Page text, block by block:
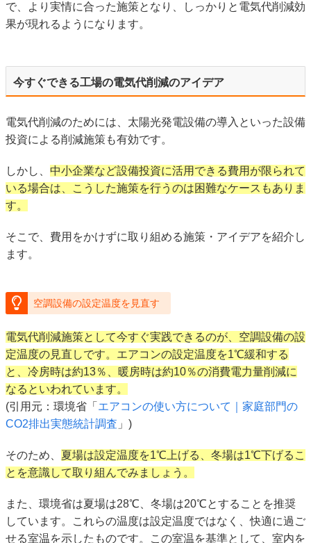
で、より実情に合った施策となり、しっかりと電気代削減効
果が現れるようになります。
今すぐできる工場の電気代削減のアイデア
電気代削減のためには、太陽光発電設備の導入といった設備
投資による削減施策も有効です。
しかし、 中小企業など設備投資に活用できる費用が限られて
いる場合は、こうした施策を行うのは困難なケースもありま
す。
そこで、費用をかけずに取り組める施策・アイデアを紹介し
ます。
空調設備の設定温度を見直す
電気代削減施策として今すぐ実践できるのが、空調設備の設
定温度の見直しです。エアコンの設定温度を1℃緩和する
と、冷房時は約13％、暖房時は約10％の消費電力量削減に
なるといわれています。
(引用元：環境省「 エアコンの使い方について｜家庭部門の
CO2排出実態統計調査 」)
そのため、 夏場は設定温度を1℃上げる、冬場は1℃下げるこ
とを意識して取り組んでみましょう。
また、環境省は夏場は28℃、冬場は20℃とすることを推奨
しています。これらの温度は設定温度ではなく、快適に過ご
せる室温を示したものです。この室温を基準として、室内を